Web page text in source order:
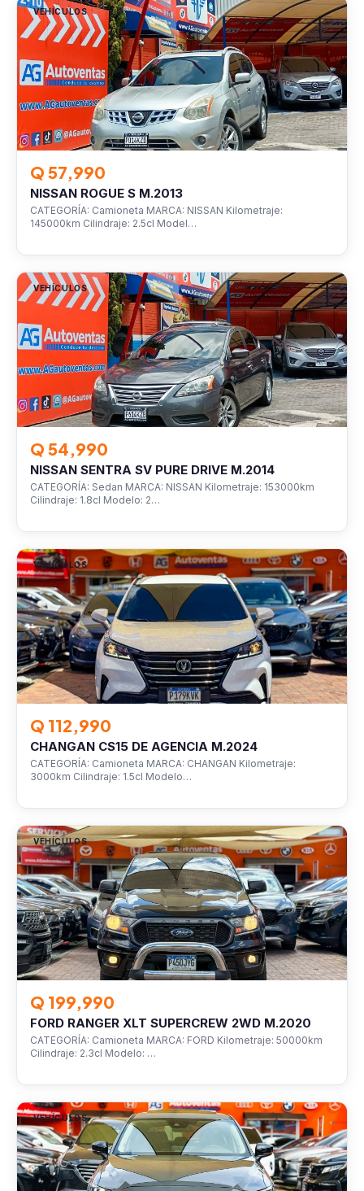
VEHÍCULOS
Q 57,990
NISSAN ROGUE S M.2013
CATEGORÍA: Camioneta MARCA: NISSAN Kilometraje:
145000km Cilindraje: 2.5cl Model…
VEHÍCULOS
Q 54,990
NISSAN SENTRA SV PURE DRIVE M.2014
CATEGORÍA: Sedan MARCA: NISSAN Kilometraje: 153000km
Cilindraje: 1.8cl Modelo: 2…
VEHÍCULOS
Q 112,990
CHANGAN CS15 DE AGENCIA M.2024
CATEGORÍA: Camioneta MARCA: CHANGAN Kilometraje:
3000km Cilindraje: 1.5cl Modelo…
VEHÍCULOS
Q 199,990
FORD RANGER XLT SUPERCREW 2WD M.2020
CATEGORÍA: Camioneta MARCA: FORD Kilometraje: 50000km
Cilindraje: 2.3cl Modelo: …
VEHÍCULOS